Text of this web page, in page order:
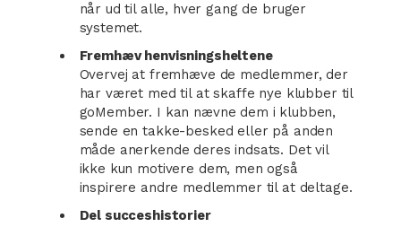
når ud til alle, hver gang de bruger
systemet.
Fremhæv henvisningsheltene
Overvej at fremhæve de medlemmer, der
har været med til at skaffe nye klubber til
goMember. I kan nævne dem i klubben,
sende en takke-besked eller på anden
måde anerkende deres indsats. Det vil
ikke kun motivere dem, men også
inspirere andre medlemmer til at deltage.
Del succeshistorier